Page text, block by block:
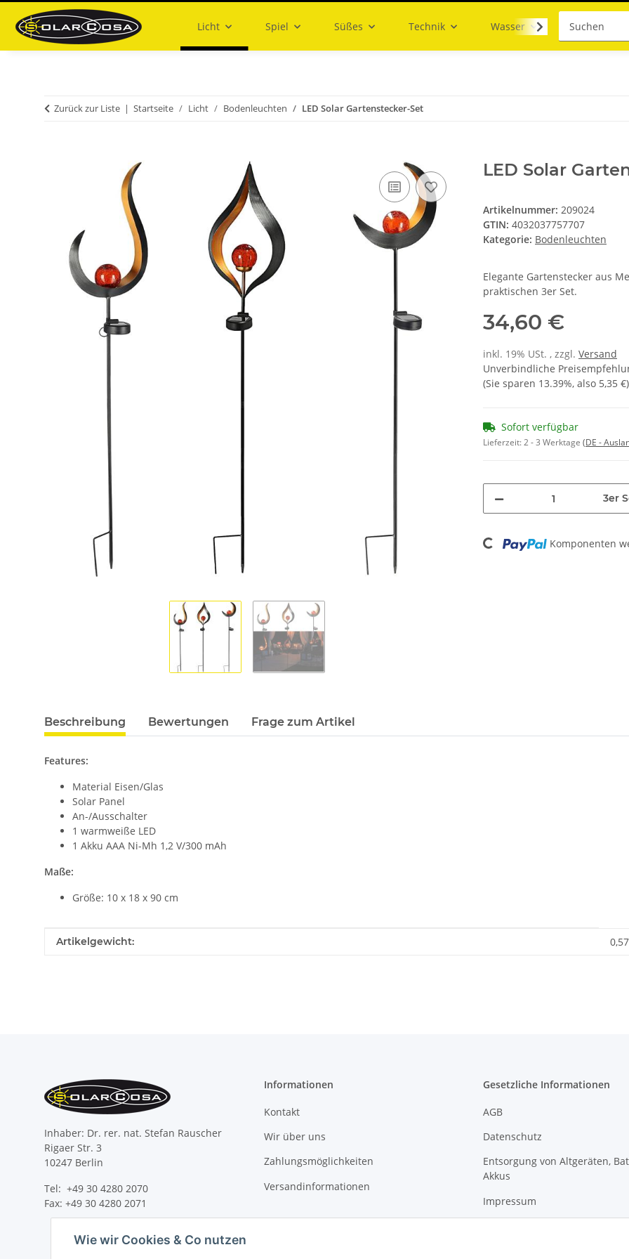
Wie wir Cookies & Co nutzen
Licht Spiel Süßes Technik Wasser
Zurück zur Liste Startseite Licht Bodenleuchten LED Solar Gartenstecker-Set
LED Solar
Artikelnummer: 209024
GTIN: 4032037757707
Kategorie: Bodenleuchten
Elegante Gartenstecker aus
praktischen 3er Set.
34,60 €
inkl. 19% USt. , zzgl. Versand
Unverbindliche
(Sie sparen 13.39%, also 5,35 €)
Sofort verfügbar
Lieferzeit:2 - 3 Werktage (DE -
3er
Loading... Komponenten
Beschreibung Bewertungen Frage zum Artikel
Features:
Material Eisen/Glas
Solar Panel
An-/Ausschalter
1 warmweiße LED
1 Akku AAA Ni-Mh 1,2 V/300 mAh
Maße:
Größe: 10 x 18 x 90 cm
Produkteigenschaft
Wert
Artikelgewicht: 0,57
Inhaber: Dr. rer. nat. Stefan Rauscher
Rigaer Str. 3
10247 Berlin
Tel: +49 30 4280 2070
Fax: +49 30 4280 2071
Informationen
Kontakt
Wir über uns
Zahlungsmöglichkeiten
Versandinformationen
Gesetzliche Informationen
AGB
Datenschutz
Entsorgung von Altgeräten,
Akkus
Impressum